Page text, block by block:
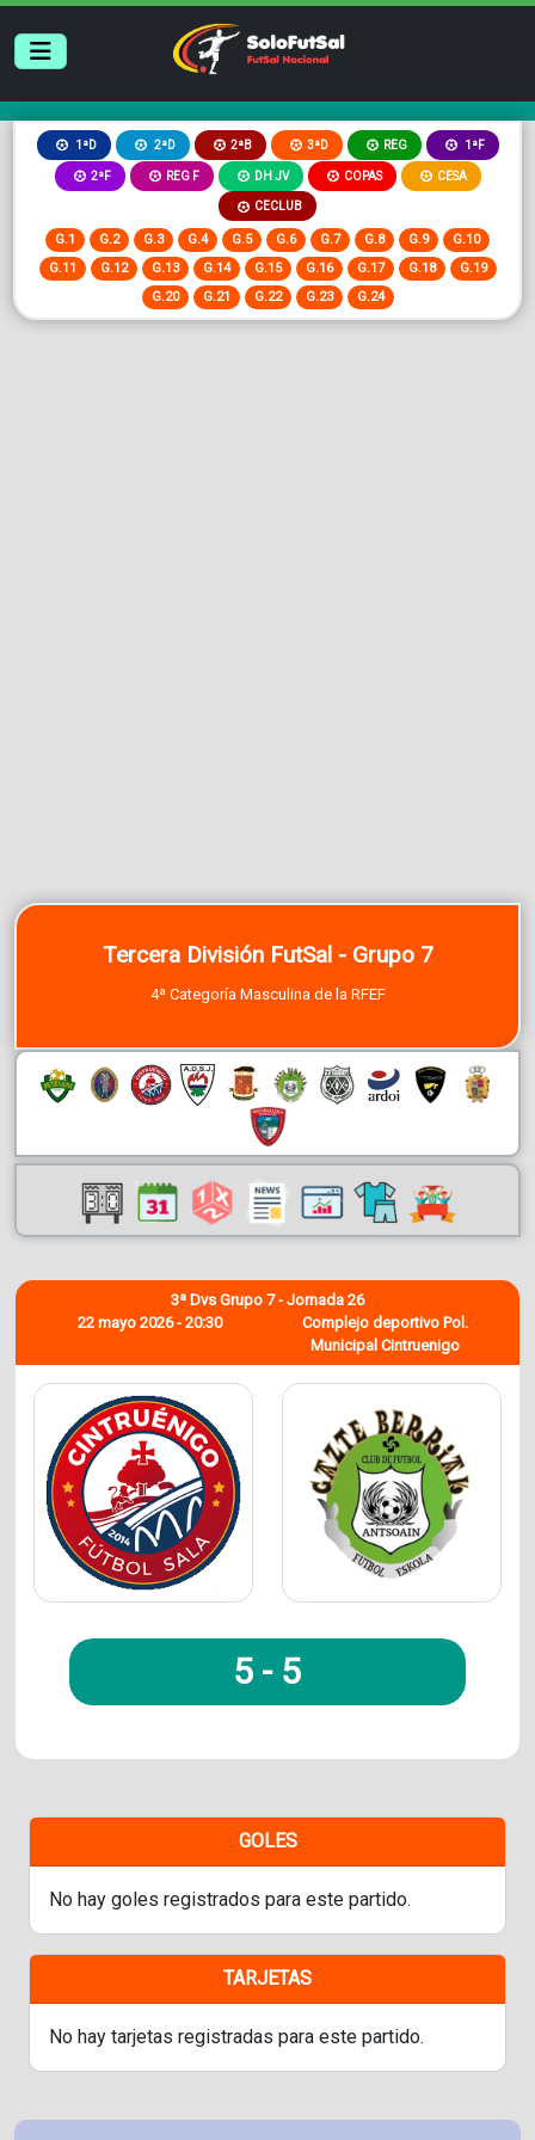
1ªD 2ªD 2ªB 3ªD REG 1ªF
2ªF REG F DH JV COPAS CESA
CECLUB
G.1 G.2 G.3 G.4 G.5 G.6 G.7 G.8 G.9
G.10
G.11
G.12 G.13 G.14 G.15 G.16 G.17 G.18
G.19
G.20
G.21 G.22 G.23 G.24
Tercera División FutSal - Grupo 7
4ª Categoría Masculina de la RFEF
22 mayo 2026 - 20:30
3ª Dvs Grupo 7 - Jornada 26
Complejo deportivo Pol.
Municipal Cintruenigo
5 - 5
GOLES
No hay goles registrados para este partido.
TARJETAS
No hay tarjetas registradas para este partido.